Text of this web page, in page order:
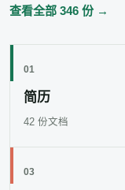
查看全部 346 份 →
01
简历
42 份文档
03